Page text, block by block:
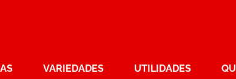
VARIEDADES UTILIDADES